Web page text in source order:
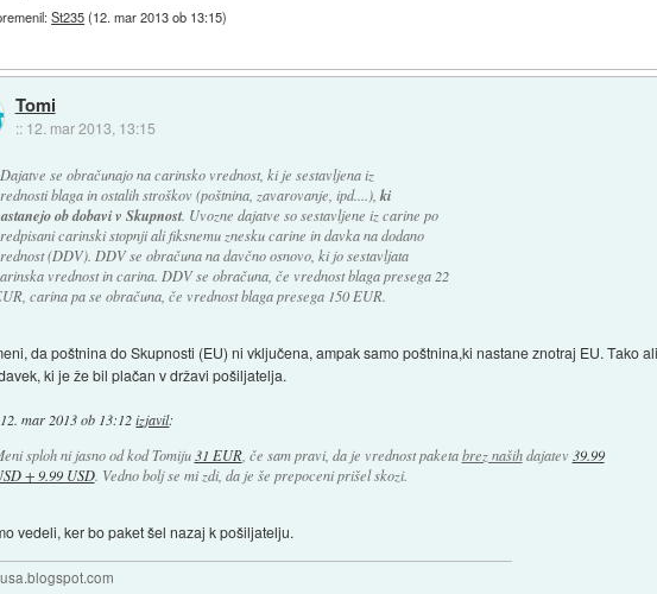
St235(12. mar 2013 ob 13:15)
Tomi
:: 12. mar 2013, 13:15
. Dajatve se obračunajo na carinsko vrednost, ki je sestavljena iz
blaga in ostalih stroškov (poštnina, zavarovanje, ipd....), ki
ob dobavi v Skupnost. Uvozne dajatve so sestavljene iz carine po
carinski stopnji ali fiksnemu znesku carine in davka na dodano
(DDV). DDV se obračuna na davčno osnovo, ki jo sestavljata
vrednost in carina. DDV se obračuna, če vrednost blaga presega 22
carina pa se obračuna, če vrednost blaga presega 150 EUR.
da poštnina do Skupnosti (EU) ni vključena, ampak samo poštnina,ki nastane znotraj EU. Tako
ki je že bil plačan v državi pošiljatelja.
12. mar 2013 ob 13:12 izjavil:
sploh ni jasno od kod Tomiju31 EUR, če sam pravi, da je vrednost paketabrez našihdajatev 39.99
+ 9.99 USD. Vedno bolj se mi zdi, da je še prepoceni prišel skozi.
vedeli, ker bo paket šel nazaj k pošiljatelju.